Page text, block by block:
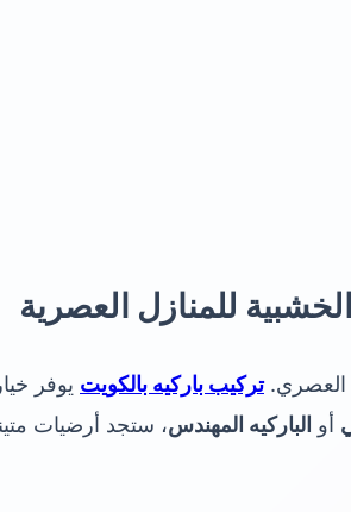
للمنازل العصرية
العصري.تركيب باركيه بالكويت يوفر
أو الباركيه المهندس، ستجد أرضيات